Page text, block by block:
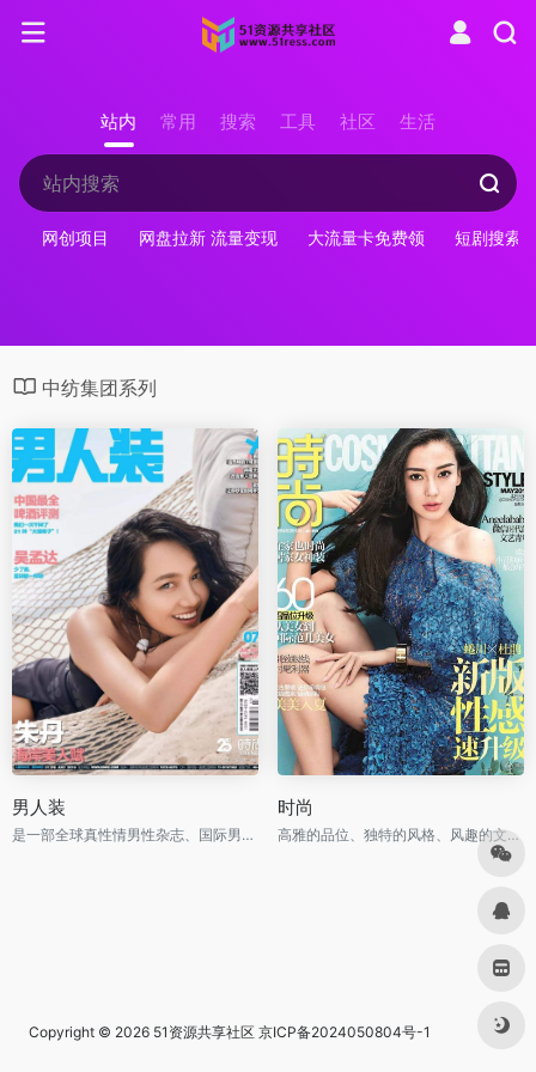
站内 常用 搜索 工具 社区 生活
网创项目 网盘拉新 流量变现 大流量卡免费领 短剧搜索
中纺集团系列
男人装
是一部全球真性情男性杂志、国际男性杂志市场的当红杂志
时尚
高雅的品位、独特的风格、风趣的文字、新颖的设计
Copyright © 2026 51资源共享社区 京ICP备2024050804号-1